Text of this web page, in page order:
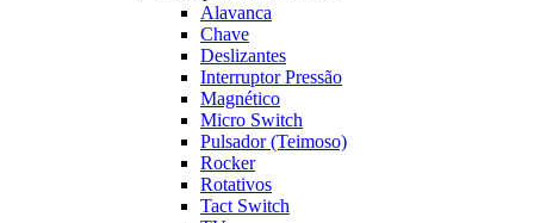
Alavanca
Chave
Deslizantes
Interruptor Pressão
Magnético
Micro Switch
Pulsador (Teimoso)
Rocker
Rotativos
Tact Switch